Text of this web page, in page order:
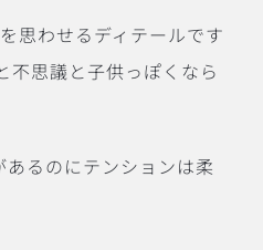
思わせるディテールです
思議と子供っぽくなら
るのにテンションは柔